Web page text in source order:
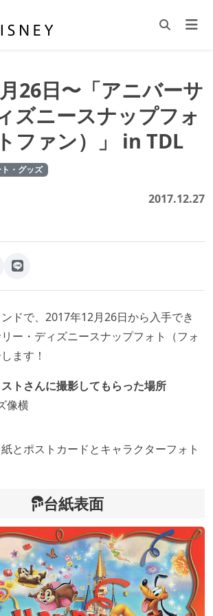
26日〜「アニバーサ
ズニースナップフォ
ファン）」 in TDL
・グッズ
2017.12.27
ドで、2017年12月26日から入手でき
ー・ディズニースナップフォト（フォ
ます！
トさんに撮影してもらった場所
像横
とポストカードとキャラクターフォト
台紙表面